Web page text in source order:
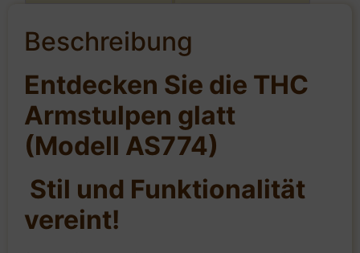
Beschreibung
Entdecken Sie die THC
Armstulpen glatt
(Modell AS774)
Stil und Funktionalität
vereint!